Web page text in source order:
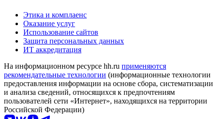
Этика и комплаенс
Оказание услуг
Использование сайтов
Защита персональных данных
ИТ аккредитация
На информационном ресурсе hh.ru применяются
рекомендательные технологии (информационные технологии
предоставления информации на основе сбора, систематизации
и анализа сведений, относящихся к предпочтениям
пользователей сети «Интернет», находящихся на территории
Российской Федерации)